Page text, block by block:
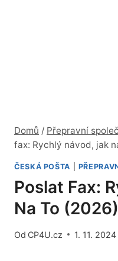
Domů / Přepravní
fax: Rychlý návod, jak
ČESKÁ POŠTA
Poslat Fax:
Na To (2026)
Od CP4U.cz 1. 11. 2024